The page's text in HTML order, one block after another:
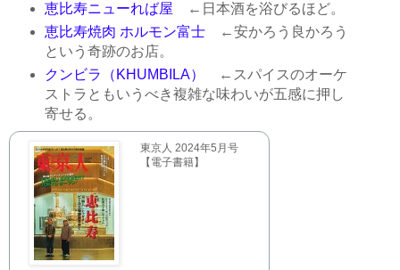
恵比寿ニューれば屋 ←日本酒を浴びるほど。
恵比寿焼肉 ホルモン富士←安かろう良かろう
という奇跡のお店。
クンビラ（KHUMBILA）
←スパイスのオーケ
ストラともいうべき複雑な味わいが五感に押し
寄せる。
東京人 2024年5月号
【電子書籍】